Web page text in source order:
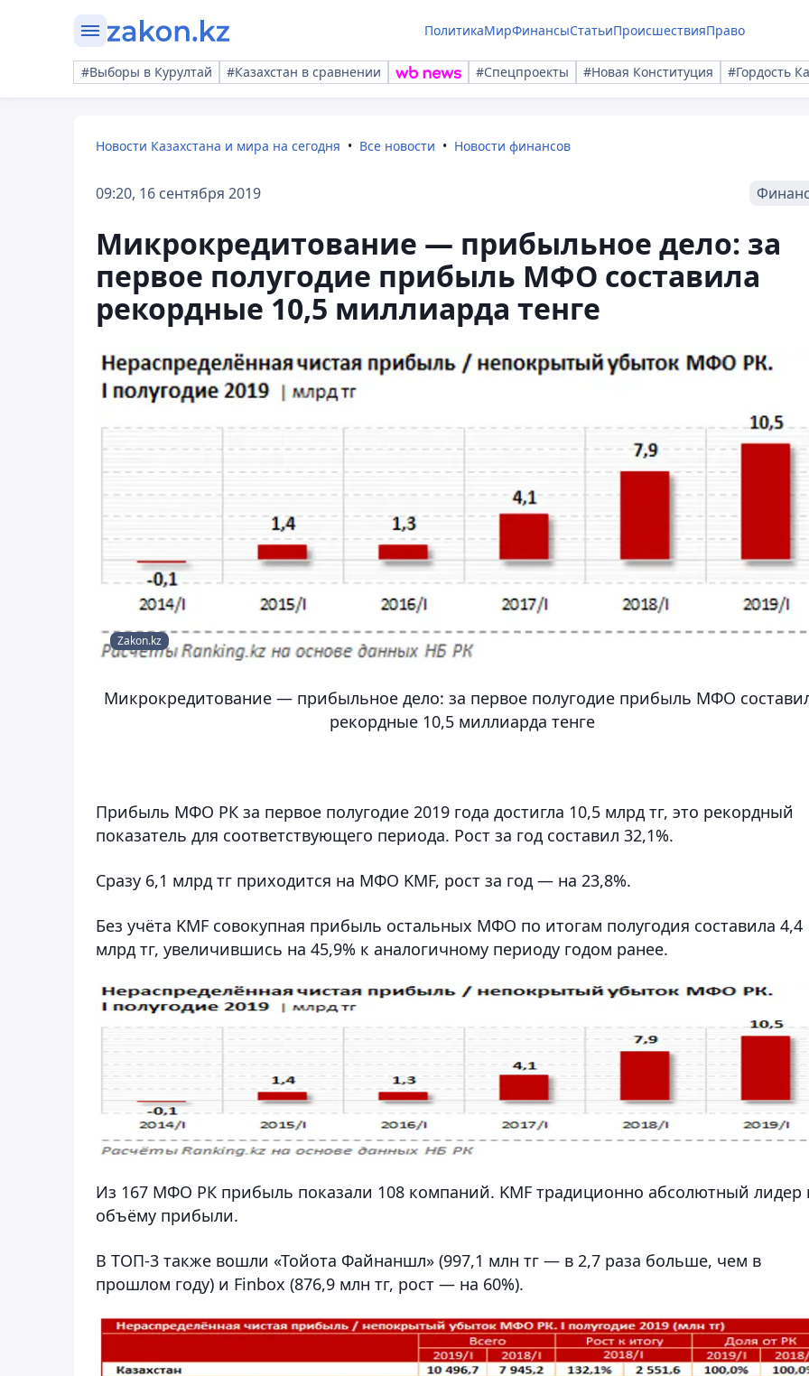
ПолитикаМирФинансыСтатьиПроисшествияПраво
#Выборы в Курултай #Казахстан в сравнении #Спецпроекты #Новая Конституция #Гордость
Новости Казахстана и мира на сегодня Все новости Новости финансов
09:20, 16 сентября 2019
Микрокредитование — прибыльное дело: за
первое полугодие прибыль МФО составила
рекордные 10,5 миллиарда тенге
Zakon.kz
Микрокредитование — прибыльное дело: за первое полугодие прибыль МФО
рекордные 10,5 миллиарда тенге
Прибыль МФО РК за первое полугодие 2019 года достигла 10,5 млрд тг, это рекордный
показатель для соответствующего периода. Рост за год составил 32,1%.
Сразу 6,1 млрд тг приходится на МФО KMF, рост за год — на 23,8%.
Без учёта KMF совокупная прибыль остальных МФО по итогам полугодия составила 4,4
млрд тг, увеличившись на 45,9% к аналогичному периоду годом ранее.
Из 167 МФО РК прибыль показали 108 компаний. KMF традиционно абсолютный лидер
объёму прибыли.
В ТОП-3 также вошли «Тойота Файнаншл» (997,1 млн тг — в 2,7 раза больше, чем в
прошлом году) и Finbox (876,9 млн тг, рост — на 60%).